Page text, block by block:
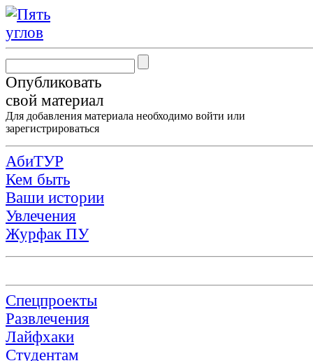
Опубликовать
свой материал
Для добавления материала необходимо войти или
зарегистрироваться
АбиТУР
Кем быть
Ваши истории
Увлечения
Журфак ПУ
Спецпроекты
Развлечения
Лайфхаки
Студентам